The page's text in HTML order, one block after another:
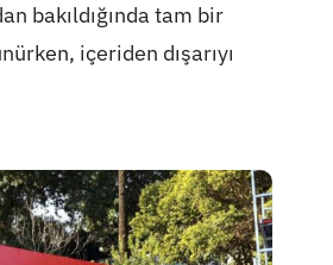
bakıldığında tam bir
içeriden dışarıyı